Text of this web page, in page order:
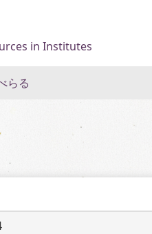
in Institutes
らる